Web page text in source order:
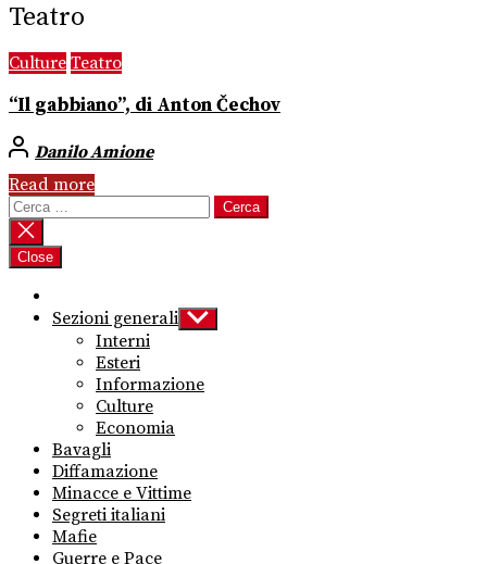
Teatro
Culture Teatro
“Il gabbiano”, di Anton Čechov
Danilo Amione
Read more
Ricerca
per:
Close
Sezioni generali Show
sub
Interni
Esteri
Informazione
Culture
Economia
Bavagli
Diffamazione
Minacce e Vittime
Segreti italiani
Mafie
Guerre e Pace